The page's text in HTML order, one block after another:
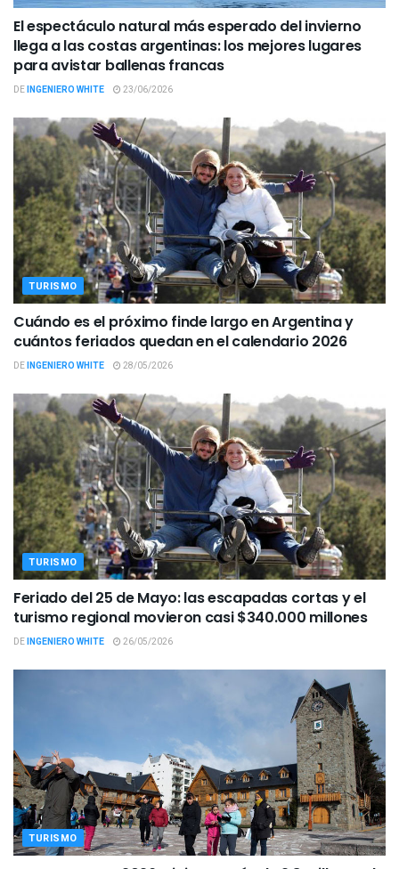
El espectáculo natural más esperado del invierno
llega a las costas argentinas: los mejores lugares
para avistar ballenas francas
DEINGENIERO WHITE 23/06/2026
TURISMO
Cuándo es el próximo finde largo en Argentina y
cuántos feriados quedan en el calendario 2026
DEINGENIERO WHITE 28/05/2026
TURISMO
Feriado del 25 de Mayo: las escapadas cortas y el
turismo regional movieron casi $340.000 millones
DEINGENIERO WHITE 26/05/2026
TURISMO